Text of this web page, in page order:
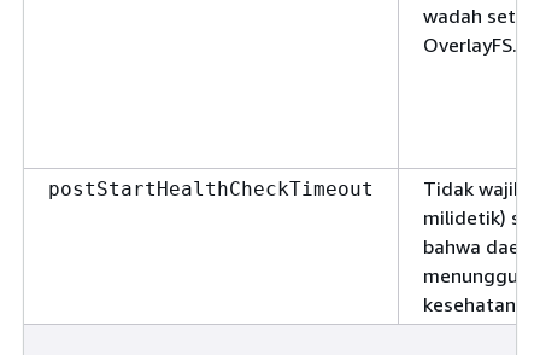
wadah
OverlayFS.
postStartHealthCheckTimeout
Tidak wajib.
milidetik)
bahwa
menunggu
kesehatan